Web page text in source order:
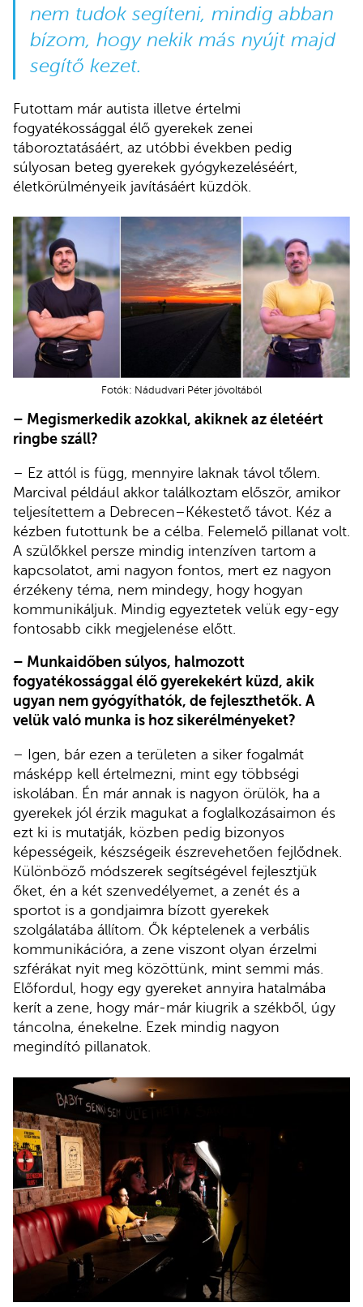
nem tudok segíteni, mindig abban
bízom, hogy nekik más nyújt majd
segítő kezet.
Futottam már autista illetve értelmi
fogyatékossággal élő gyerekek zenei
táboroztatásáért, az utóbbi években pedig
súlyosan beteg gyerekek gyógykezeléséért,
életkörülményeik javításáért küzdök.
Fotók: Nádudvari Péter jóvoltából
– Megismerkedik azokkal, akiknek az életéért
ringbe száll?
– Ez attól is függ, mennyire laknak távol tőlem.
Marcival például akkor találkoztam először, amikor
teljesítettem a Debrecen–Kékestető távot. Kéz a
kézben futottunk be a célba. Felemelő pillanat volt.
A szülőkkel persze mindig intenzíven tartom a
kapcsolatot, ami nagyon fontos, mert ez nagyon
érzékeny téma, nem mindegy, hogy hogyan
kommunikáljuk. Mindig egyeztetek velük egy-egy
fontosabb cikk megjelenése előtt.
– Munkaidőben súlyos, halmozott
fogyatékossággal élő gyerekekért küzd, akik
ugyan nem gyógyíthatók, de fejleszthetők. A
velük való munka is hoz sikerélményeket?
– Igen, bár ezen a területen a siker fogalmát
másképp kell értelmezni, mint egy többségi
iskolában. Én már annak is nagyon örülök, ha a
gyerekek jól érzik magukat a foglalkozásaimon és
ezt ki is mutatják, közben pedig bizonyos
képességeik, készségeik észrevehetően fejlődnek.
Különböző módszerek segítségével fejlesztjük
őket, én a két szenvedélyemet, a zenét és a
sportot is a gondjaimra bízott gyerekek
szolgálatába állítom. Ők képtelenek a verbális
kommunikációra, a zene viszont olyan érzelmi
szférákat nyit meg közöttünk, mint semmi más.
Előfordul, hogy egy gyereket annyira hatalmába
kerít a zene, hogy már-már kiugrik a székből, úgy
táncolna, énekelne. Ezek mindig nagyon
megindító pillanatok.